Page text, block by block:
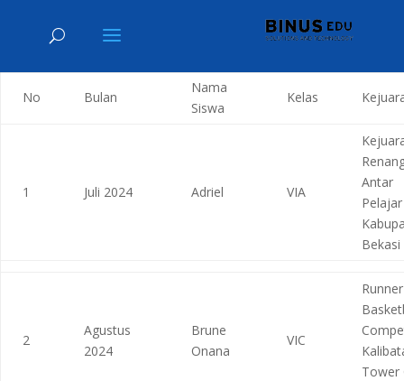
No Bulan
Nama
Siswa
Kelas
1 Juli 2024 Adriel VIA
Antar
Pelajar
Bekasi
2
Agustus
2024
Brune
Onana
VIC
Tower